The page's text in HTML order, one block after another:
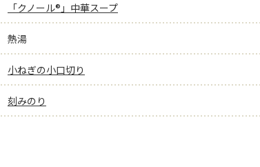
「クノール®」中華スープ
熱湯
小ねぎの小口切り
刻みのり